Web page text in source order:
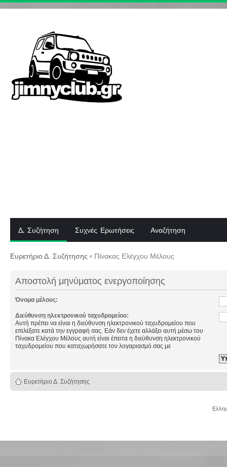
Δ. Συζήτηση Συχνές Ερωτήσεις Αναζήτηση
Ευρετήριο Δ. Συζήτησης ‹ Πίνακας Ελέγχου Μέλους
Αποστολή μηνύματος ενεργοποίησης
Όνομα μέλους:
Διεύθυνση ηλεκτρονικού ταχυδρομείου:
Αυτή πρέπει να είναι η διεύθυνση ηλεκτρονικού ταχυδρομείου που
επιλέξατε κατά την εγγραφή σας. Εάν δεν έχετε αλλάξει αυτή μέσω του
Πίνακα Ελέγχου Μέλους αυτή είναι έπειτα η διεύθυνση ηλεκτρονικού
ταχυδρομείου που καταχωρήσατε τον λογαριασμό σας με
Ευρετήριο Δ. Συζήτησης